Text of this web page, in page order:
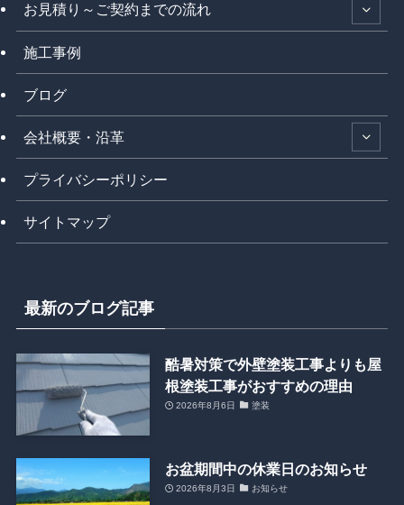
お見積り～ご契約までの流れ
施工事例
ブログ
会社概要・沿革
プライバシーポリシー
サイトマップ
最新のブログ記事
酷暑対策で外壁塗装工事よりも屋
根塗装工事がおすすめの理由
2026年8月6日 塗装
お盆期間中の休業日のお知らせ
2026年8月3日 お知らせ